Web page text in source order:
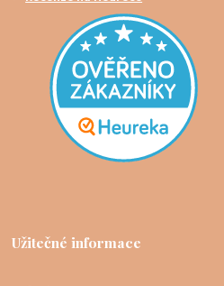
Užitečné informace